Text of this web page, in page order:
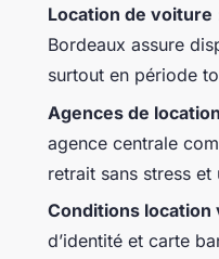
Location de voiture
Bordeaux assure
surtout en période
Agences de
agence centrale
retrait sans stress
Conditions location
d’identité et carte